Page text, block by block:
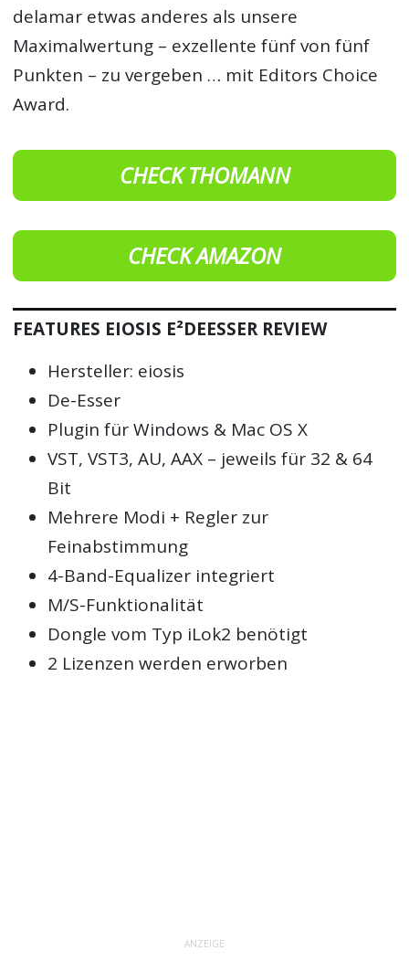
delamar etwas anderes als unsere
Maximalwertung – exzellente fünf von fünf
Punkten – zu vergeben … mit Editors Choice
Award.
CHECK THOMANN
CHECK AMAZON
FEATURES EIOSIS E²DEESSER REVIEW
Hersteller: eiosis
De-Esser
Plugin für Windows & Mac OS X
VST, VST3, AU, AAX – jeweils für 32 & 64
Bit
Mehrere Modi + Regler zur
Feinabstimmung
4-Band-Equalizer integriert
M/S-Funktionalität
Dongle vom Typ iLok2 benötigt
2 Lizenzen werden erworben
ANZEIGE